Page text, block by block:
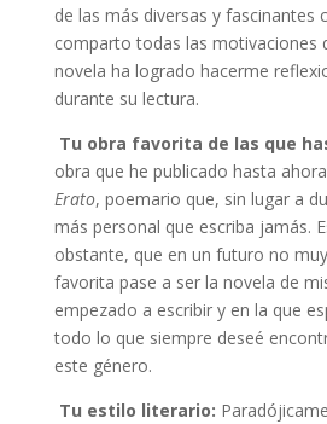
de las más diversas y fascinantes
comparto todas las motivaciones
novela ha logrado hacerme
durante su lectura.
Tu obra favorita de las que
obra que he publicado hasta
Erato, poemario que, sin lugar a
más personal que escriba jamás.
obstante, que en un futuro no
favorita pase a ser la novela de
empezado a escribir y en la que
todo lo que siempre deseé
este género.
Tu estilo literario: